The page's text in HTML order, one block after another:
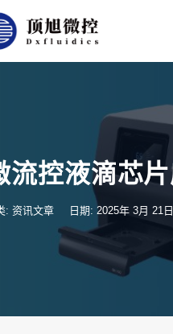
流控液滴芯
: 资讯文章 日期: 2025年 3月 21